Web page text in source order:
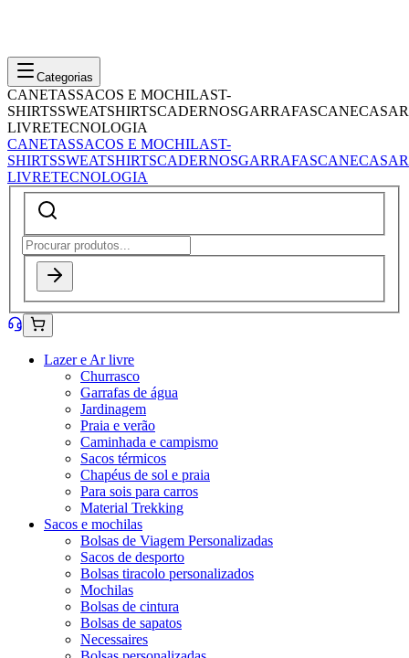
Categorias
CANETASSACOS E MOCHILAST-
SHIRTSSWEATSHIRTSCADERNOSGARRAFASCANECASAR
LIVRETECNOLOGIA
CANETASSACOS E MOCHILAST-
SHIRTSSWEATSHIRTSCADERNOSGARRAFASCANECASAR
LIVRETECNOLOGIA
Lazer e Ar livre
Churrasco
Garrafas de água
Jardinagem
Praia e verão
Caminhada e campismo
Sacos térmicos
Chapéus de sol e praia
Para sois para carros
Material Trekking
Sacos e mochilas
Bolsas de Viagem Personalizadas
Sacos de desporto
Bolsas tiracolo personalizados
Mochilas
Bolsas de cintura
Bolsas de sapatos
Necessaires